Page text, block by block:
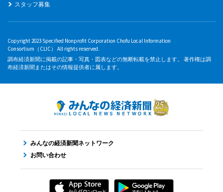
スタッフ募集
Copyright 2023 Specified Nonprofit Corporation Chofu Local Information
Consortium（CLIC） All rights reserved.
調布経済新聞に掲載の記事・写真・図表などの無断転載を禁止します。 著作権は調
布経済新聞またはその情報提供者に属します。
みんなの経済新聞ネットワーク
お問い合わせ